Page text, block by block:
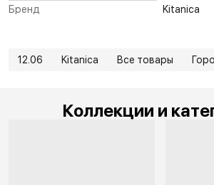
Бренд
Kitanica
12.06 Kitanica Все товары
Коллекции и